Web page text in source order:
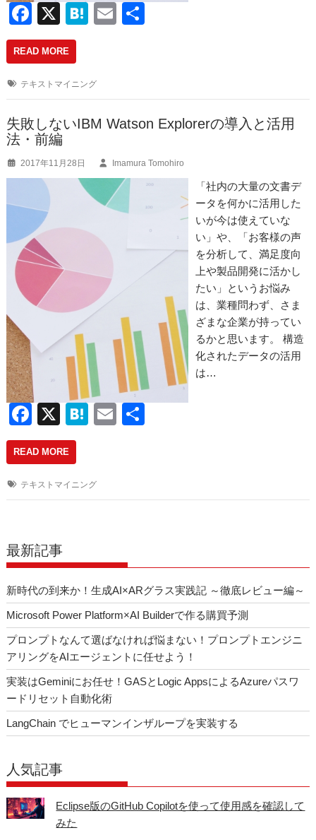
F
a
c
e
b
o
o
k
X
H
n
a
E
READ MORE
テキストマイニング
失敗しないIBM Watson Explorerの導入と活用
法・前編
2017年11月28日 Imamura Tomohiro
「社内の大量の文書デ
ータを何かに活用した
いが今は使えていな
い」や、「お客様の声
を分析して、満足度向
上や製品開発に活かし
たい」というお悩み
は、業種問わず、さま
ざまな企業が持ってい
るかと思います。 構造
化されたデータの活用
は…
F
a
c
e
b
o
k
X
H
n
a
E
READ MORE
テキストマイニング
最新記事
新時代の到来か！生成AI×ARグラス実践記 ～徹底レビュー編～
Microsoft Power Platform×AI Builderで作る購買予測
プロンプトなんて選ばなければ悩まない！プロンプトエンジニ
アリングをAIエージェントに任せよう！
実装はGeminiにお任せ！GASとLogic AppsによるAzureパスワ
ードリセット自動化術
LangChain でヒューマンインザループを実装する
人気記事
Eclipse版のGitHub Copilotを使って使用感を確認して
みた